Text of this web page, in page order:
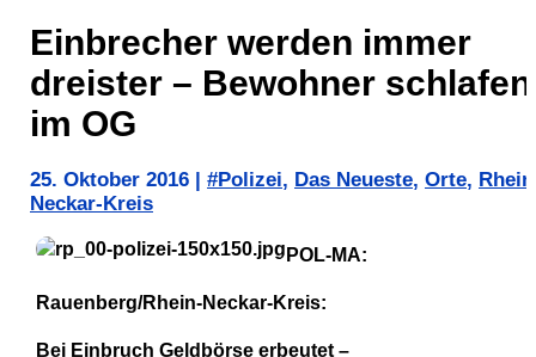
Einbrecher werden immer
dreister – Bewohner schlafen
im OG
25. Oktober 2016 #Polizei, Das Neueste, Orte,
Neckar-Kreis
POL-MA:
Rauenberg/Rhein-Neckar-Kreis:
Bei Einbruch Geldbörse erbeutet –